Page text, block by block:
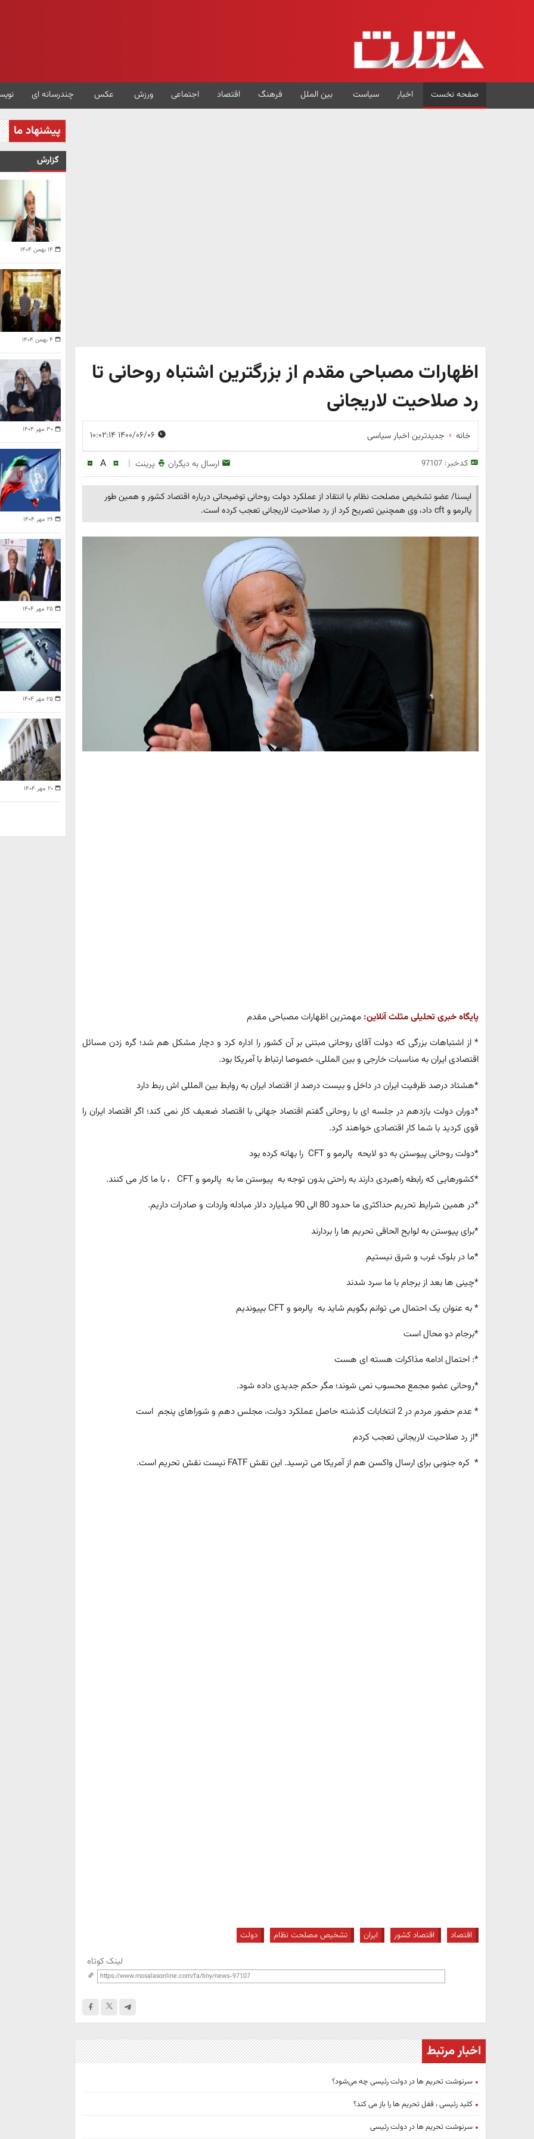
صفحه نخست اخبار سیاست بین الملل فرهنگ اقتصاد اجتماعی ورزش عکس چندرسانه ای
اظهارات مصباحی مقدم از بزرگترین اشتباه روحانی تا
رد صلاحیت لاریجانی
خانه جدیدترین اخبار سیاسی
کدخبر:97107 ارسال به دیگران پرینت |
A
ایسنا/ عضو تشخیص مصلحت نظام با انتقاد از عملکرد دولت روحانی توضیحاتی درباره اقتصاد کشور و همین طور
پالرمو و cft داد، وی همچنین تصریح کرد از رد صلاحیت لاریجانی تعجب کرده است.
پایگاه خبری تحلیلی مثلث آنلاین: مهمترین اظهارات مصباحی مقدم
* از اشتباهات بزرگی که دولت آقای روحانی مبتنی بر آن کشور را اداره کرد و دچار مشکل هم شد؛ گره زدن مسائل
اقتصادی ایران به مناسبات خارجی و بین المللی، خصوصا ارتباط با آمریکا بود.
*هشتاد درصد ظرفیت ایران در داخل و بیست درصد از اقتصاد ایران به روابط بین المللی اش ربط دارد
*دوران دولت یازدهم در جلسه ای با روحانی گفتم اقتصاد جهانی با اقتصاد ضعیف کار نمی کند؛ اگر اقتصاد ایران را
قوی کردید با شما کار اقتصادی خواهند کرد.
*دولت روحانی پیوستن به دو لایحه پالرمو و CFT را بهانه کرده بود
*کشورهایی که رابطه راهبردی دارند به راحتی بدون توجه به پیوستن ما به پالرمو و CFT ، با ما کار می کنند.
*در همین شرایط تحریم حداکثری ما حدود 80 الی 90 میلیارد دلار مبادله واردات و صادرات داریم.
*برای پیوستن به لوایح الحاقی تحریم ها را بردارند
*ما در بلوک غرب و شرق نیستیم
*چینی ها بعد از برجام با ما سرد شدند
* به عنوان یک احتمال می توانم بگویم شاید به پالرمو و CFT بپیوندیم
*برجام دو محال است
*: احتمال ادامه مذاکرات هسته ای هست
*روحانی عضو مجمع محسوب نمی شوند؛ مگر حکم جدیدی داده شود.
* عدم حضور مردم در 2 انتخابات گذشته حاصل عملکرد دولت، مجلس دهم و شوراهای پنجم است
*از رد صلاحیت لاریجانی تعجب کردم
* کره جنوبی برای ارسال واکسن هم از آمریکا می ترسید. این نقش FATF نیست نقش تحریم است.
اقتصاد اقتصاد کشور ایران تشخیص مصلحت نظام دولت
لینک کوتاه
اخبار مرتبط
سرنوشت تحریم‌ ها در دولت رئیسی چه می‌شود؟
کلید رئیسی ، قفل تحریم ها را باز می کند؟
سرنوشت تحریم‌ ها در دولت رئیسی
پیشنهاد ما
گزارش
۱۴ بهمن ۱۴۰۴
۴ بهمن ۱۴۰۴
۳۰ مهر ۱۴۰۴
۲۶ مهر ۱۴۰۴
۲۵ مهر ۱۴۰۴
۲۵ مهر ۱۴۰۴
۲۰ مهر ۱۴۰۴